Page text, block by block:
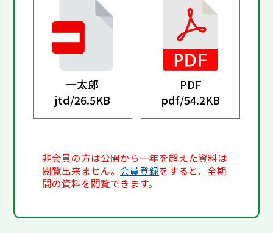
一太郎
jtd/26.5KB
PDF
pdf/54.2KB
非会員の方は公開から一年を超えた資料は
閲覧出来ません。会員登録をすると、全期
間の資料を閲覧できます。